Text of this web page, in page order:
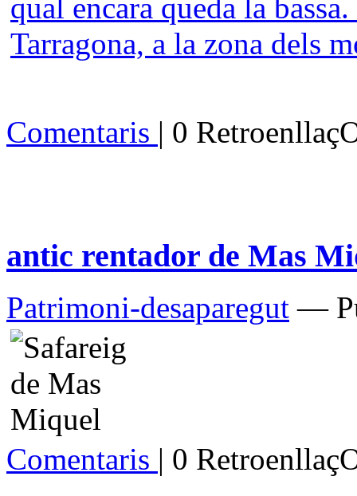
Comentaris | 0
antic rentador de Mas
Patrimoni-desaparegut —
Comentaris | 0